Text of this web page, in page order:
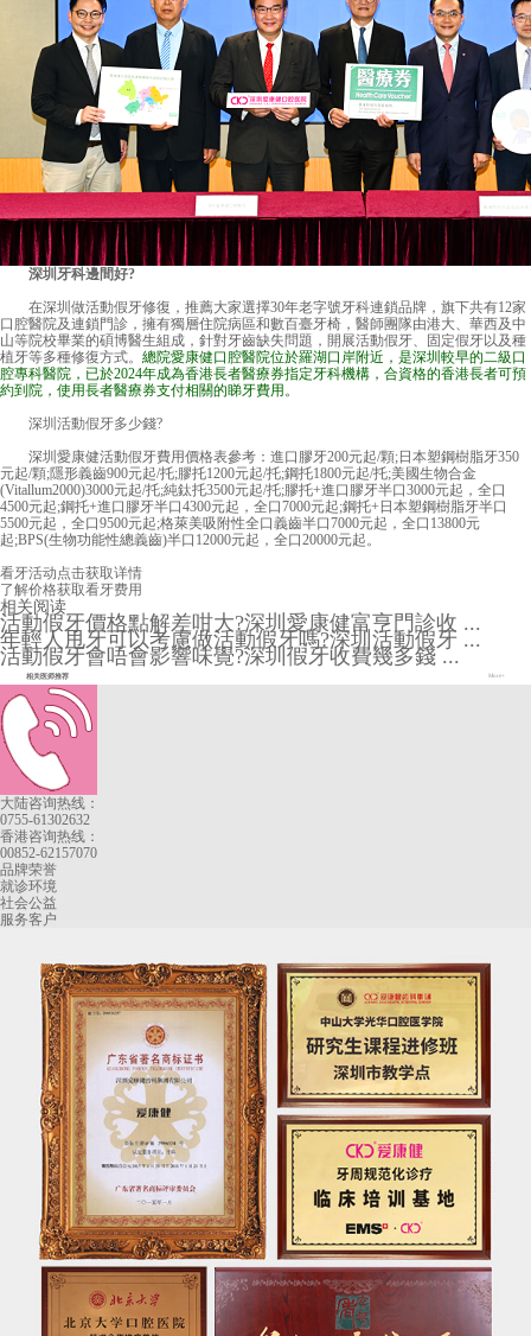
深圳牙科邊間好?
在深圳做活動假牙修復，推薦大家選擇30年老字號牙科連鎖品牌，旗下共有12家
口腔醫院及連鎖門診，擁有獨層住院病區和數百臺牙椅，醫師團隊由港大、華西及中
山等院校畢業的碩博醫生組成，針對牙齒缺失問題，開展活動假牙、固定假牙以及種
植牙等多種修復方式。 總院愛康健口腔醫院位於羅湖口岸附近，是深圳較早的二級口
腔專科醫院，已於2024年成為香港長者醫療券指定牙科機構，合資格的香港長者可預
約到院，使用長者醫療券支付相關的睇牙費用。
深圳活動假牙多少錢?
深圳愛康健活動假牙費用價格表參考：進口膠牙200元起/顆;日本塑鋼樹脂牙350
元起/顆;隱形義齒900元起/托;膠托1200元起/托;鋼托1800元起/托;美國生物合金
(Vitallum2000)3000元起/托;純鈦托3500元起/托;膠托+進口膠牙半口3000元起，全口
4500元起;鋼托+進口膠牙半口4300元起，全口7000元起;鋼托+日本塑鋼樹脂牙半口
5500元起，全口9500元起;格萊美吸附性全口義齒半口7000元起，全口13800元
起;BPS(生物功能性總義齒)半口12000元起，全口20000元起。
看牙活动点击获取详情
了解价格获取看牙费用
相关阅读
活動假牙價格點解差咁大?深圳愛康健富亨門診收 ...
年輕人甩牙可以考慮做活動假牙嗎?深圳活動假牙 ...
活動假牙會唔會影響味覺?深圳假牙收費幾多錢 ...
相关医师推荐 More+
大陆咨询热线：
0755-61302632
香港咨询热线：
00852-62157070
品牌荣誉
就诊环境
社会公益
服务客户